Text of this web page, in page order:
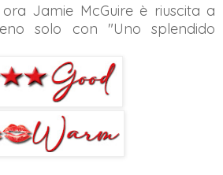
Jamie McGuire è riuscita a
solo con "Uno splendido